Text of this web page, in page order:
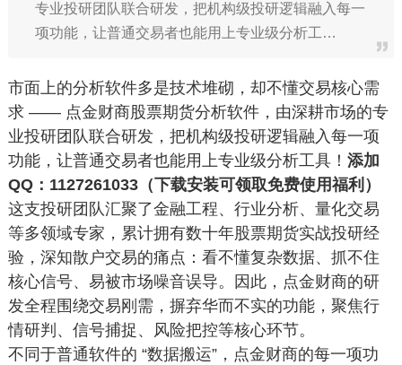
专业投研团队联合研发，把机构级投研逻辑融入每一
项功能，让普通交易者也能用上专业级分析工…
市面上的分析软件多是技术堆砌，却不懂交易核心需
求 —— 点金财商股票期货分析软件，由深耕市场的专
业投研团队联合研发，把机构级投研逻辑融入每一项
功能，让普通交易者也能用上专业级分析工具！ 添加
QQ：1127261033（下载安装可领取免费使用福利）
这支投研团队汇聚了金融工程、行业分析、量化交易
等多领域专家，累计拥有数十年股票期货实战投研经
验，深知散户交易的痛点：看不懂复杂数据、抓不住
核心信号、易被市场噪音误导。因此，点金财商的研
发全程围绕交易刚需，摒弃华而不实的功能，聚焦行
情研判、信号捕捉、风险把控等核心环节。
不同于普通软件的 “数据搬运”，点金财商的每一项功